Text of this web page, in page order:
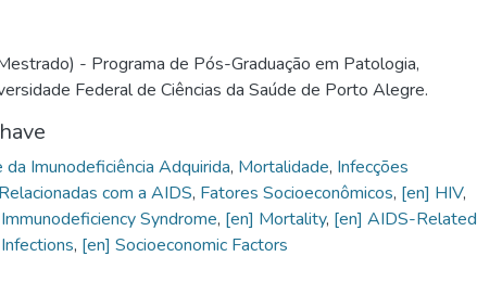
- Programa de Pós-Graduação em Patologia,
Federal de Ciências da Saúde de Porto Alegre.
da Imunodeficiência Adquirida, Mortalidade, Infecções
com a AIDS, Fatores Socioeconômicos, [en] HIV,
Syndrome, [en] Mortality, [en] AIDS-Related
, [en] Socioeconomic Factors